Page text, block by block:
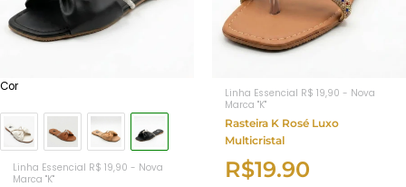
Cor
Linha Essencial R$ 19,90 - Nova
Marca "K"
Linha Essencial R$ 19,90 - Nova
Marca "K"
Rasteira K Rosé Luxo
Multicristal
R$19.90